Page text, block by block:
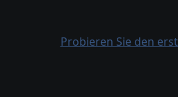
Probieren Sie den